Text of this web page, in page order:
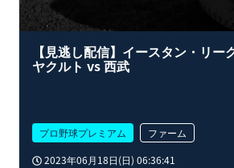
【見逃し配信】イースタン・リー
ヤクルト vs 西武
プロ野球プレミアム
ファーム
2023年06月18日(日) 06:36:41